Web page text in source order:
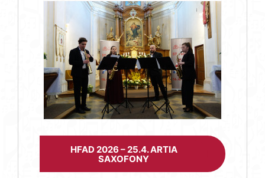
HFAD 2026 – 25.4. ARTIA
SAXOFONY